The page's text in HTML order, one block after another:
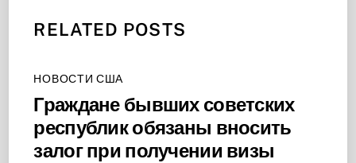
RELATED POSTS
НОВОСТИ США
Граждане бывших советских
республик обязаны вносить
залог при получении визы